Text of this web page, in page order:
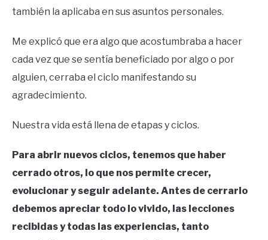
también la aplicaba en sus asuntos personales.
Me explicó que era algo que acostumbraba a hacer
cada vez que se sentía beneficiado por algo o por
alguien, cerraba el ciclo manifestando su
agradecimiento.
Nuestra vida está llena de etapas y ciclos.
Para abrir nuevos ciclos, tenemos que haber
cerrado otros, lo que nos permite crecer,
evolucionar y seguir adelante. Antes de cerrarlo
debemos apreciar todo lo vivido, las lecciones
recibidas y todas las experiencias, tanto